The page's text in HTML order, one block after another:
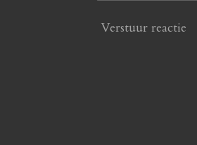
Verstuur reactie